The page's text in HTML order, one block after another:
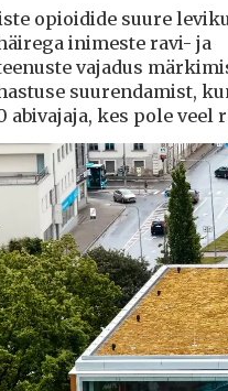
opioidide suure
inimeste ravi- ja
vajadus
suurendamist,
kes pole veel